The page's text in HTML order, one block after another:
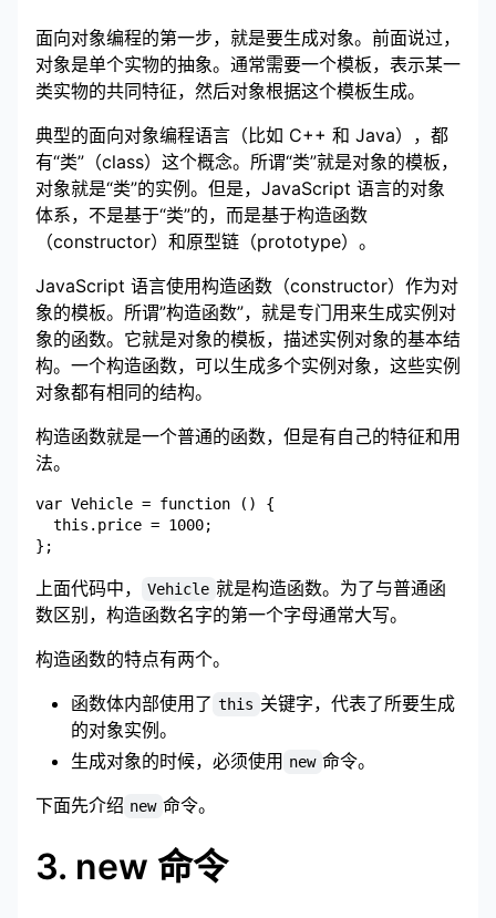
面向对象编程的第一步，就是要生成对象。前面说过，
对象是单个实物的抽象。通常需要一个模板，表示某一
类实物的共同特征，然后对象根据这个模板生成。
典型的面向对象编程语言（比如 C++ 和 Java），都
有“类”（class）这个概念。所谓“类”就是对象的模板，
对象就是“类”的实例。但是，JavaScript 语言的对象
体系，不是基于“类”的，而是基于构造函数
（constructor）和原型链（prototype）。
JavaScript 语言使用构造函数（constructor）作为对
象的模板。所谓”构造函数”，就是专门用来生成实例对
象的函数。它就是对象的模板，描述实例对象的基本结
构。一个构造函数，可以生成多个实例对象，这些实例
对象都有相同的结构。
构造函数就是一个普通的函数，但是有自己的特征和用
法。
var Vehicle = function () {
  this.price = 1000;
上面代码中， Vehicle 就是构造函数。为了与普通函
数区别，构造函数名字的第一个字母通常大写。
构造函数的特点有两个。
函数体内部使用了 this 关键字，代表了所要生成
的对象实例。
生成对象的时候，必须使用 new 命令。
下面先介绍 new 命令。
3. new 命令